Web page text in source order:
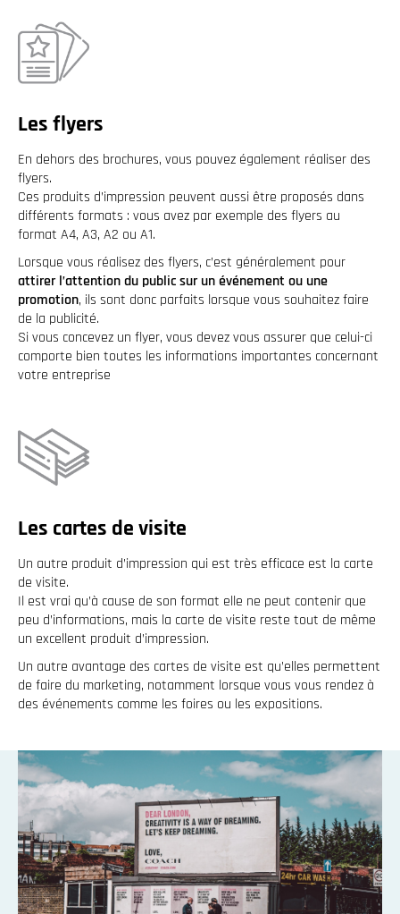
Les flyers
En dehors des brochures, vous pouvez également réaliser des
flyers.
Ces produits d’impression peuvent aussi être proposés dans
différents formats : vous avez par exemple des flyers au
format A4, A3, A2 ou A1.
Lorsque vous réalisez des flyers, c’est généralement pour
attirer l’attention du public sur un événement ou une
promotion, ils sont donc parfaits lorsque vous souhaitez faire
de la publicité.
Si vous concevez un flyer, vous devez vous assurer que celui-ci
comporte bien toutes les informations importantes concernant
votre entreprise
Les cartes de visite
Un autre produit d’impression qui est très efficace est la carte
de visite.
Il est vrai qu’à cause de son format elle ne peut contenir que
peu d’informations, mais la carte de visite reste tout de même
un excellent produit d’impression.
Un autre avantage des cartes de visite est qu’elles permettent
de faire du marketing, notamment lorsque vous vous rendez à
des événements comme les foires ou les expositions.